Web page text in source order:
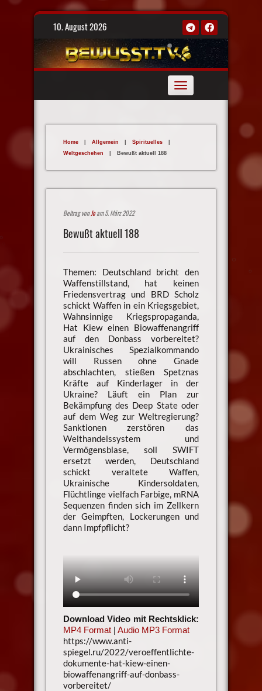
Skip
10. August 2026
Toggle
navigation
Home | Allgemein | Spirituelles
|
Weltgeschehen
| Bewußt aktuell 188
Beitrag vonJoam 5. März 2022
Bewußt aktuell 188
Themen: Deutschland bricht den
Waffenstillstand, hat keinen
Friedensvertrag und BRD Scholz
schickt Waffen in ein Kriegsgebiet,
Wahnsinnige Kriegspropaganda,
Hat Kiew einen Biowaffenangriff
auf den Donbass vorbereitet?
Ukrainisches Spezialkommando
will Russen ohne Gnade
abschlachten, stießen Spetznas
Kräfte auf Kinderlager in der
Ukraine? Läuft ein Plan zur
Bekämpfung des Deep State oder
auf dem Weg zur Weltregierung?
Sanktionen zerstören das
Welthandelssystem und
Vermögensblase, soll SWIFT
ersetzt werden, Deutschland
schickt veraltete Waffen,
Ukrainische Kindersoldaten,
Flüchtlinge vielfach Farbige, mRNA
Sequenzen finden sich im Zellkern
der Geimpften, Lockerungen und
dann Impfpflicht?
Download Video mit Rechtsklick:
MP4 Format| Audio MP3 Format
https://www.anti-
spiegel.ru/2022/veroeffentlichte-
dokumente-hat-kiew-einen-
biowaffenangriff-auf-donbass-
vorbereitet/